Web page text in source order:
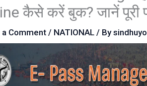
कैसे करें बुक? जानें पूरी
a Comment / NATIONAL / By